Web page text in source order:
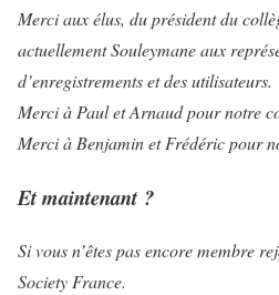
Merci aux élus, du président du
actuellement Souleymane aux
d’enregistrements et des utilisateurs.
Merci à Paul et Arnaud pour notre
Merci à Benjamin et Frédéric pour
Et maintenant ?
Si vous n’êtes pas encore membre
Society France.